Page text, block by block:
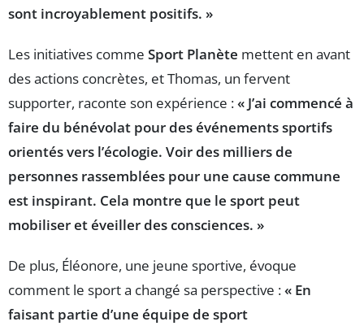
sont incroyablement positifs. »
Les initiatives comme Sport Planète mettent en avant
des actions concrètes, et Thomas, un fervent
supporter, raconte son expérience :« J’ai commencé à
faire du bénévolat pour des événements sportifs
orientés vers l’écologie. Voir des milliers de
personnes rassemblées pour une cause commune
est inspirant. Cela montre que le sport peut
mobiliser et éveiller des consciences. »
De plus, Éléonore, une jeune sportive, évoque
comment le sport a changé sa perspective :« En
faisant partie d’une équipe de sport